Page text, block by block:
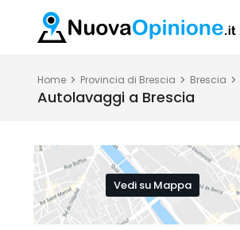
Home Provincia di Brescia Brescia
Autolavaggi a Brescia
Vedi su Mappa